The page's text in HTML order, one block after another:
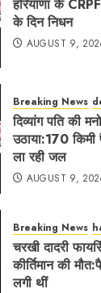
हरियाणा के
के दिन निधन
AUGUST 9,
Breaking News
दिव्यांग पति की
उठाया:170
ला रही जल
AUGUST 9,
Breaking News
चरखी दादरी
कीर्तिमान की
लगी थीं